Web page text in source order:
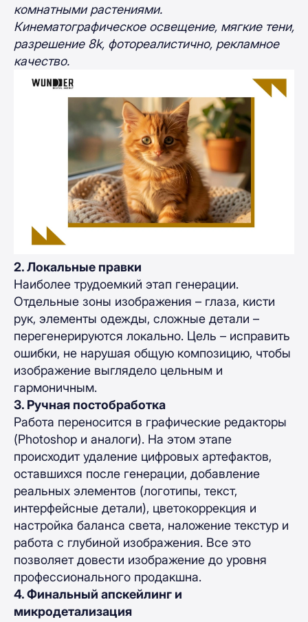
комнатными растениями.
Кинематографическое освещение, мягкие тени,
разрешение 8k, фотореалистично, рекламное
качество.
2. Локальные правки
Наиболее трудоемкий этап генерации.
Отдельные зоны изображения – глаза, кисти
рук, элементы одежды, сложные детали –
перегенерируются локально. Цель – исправить
ошибки, не нарушая общую композицию, чтобы
изображение выглядело цельным и
гармоничным.
3. Ручная постобработка
Работа переносится в графические редакторы
(Photoshop и аналоги). На этом этапе
происходит удаление цифровых артефактов,
оставшихся после генерации, добавление
реальных элементов (логотипы, текст,
интерфейсные детали), цветокоррекция и
настройка баланса света, наложение текстур и
работа с глубиной изображения. Все это
позволяет довести изображение до уровня
профессионального продакшна.
4. Финальный апскейлинг и
микродетализация